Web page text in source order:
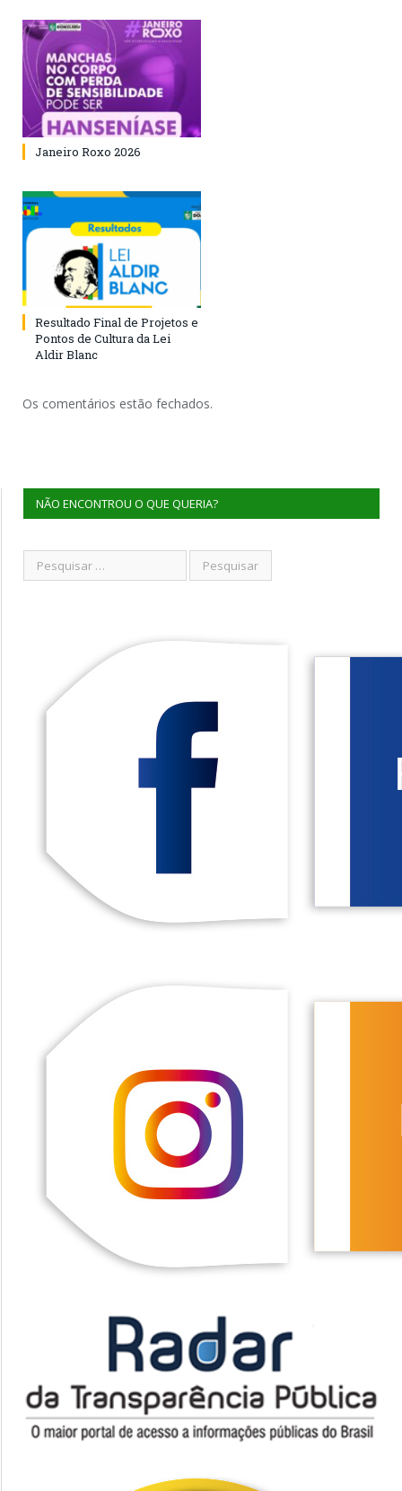
Janeiro Roxo 2026
Resultado Final de Projetos e
Pontos de Cultura da Lei
Aldir Blanc
Os comentários estão fechados.
NÃO ENCONTROU O QUE QUERIA?